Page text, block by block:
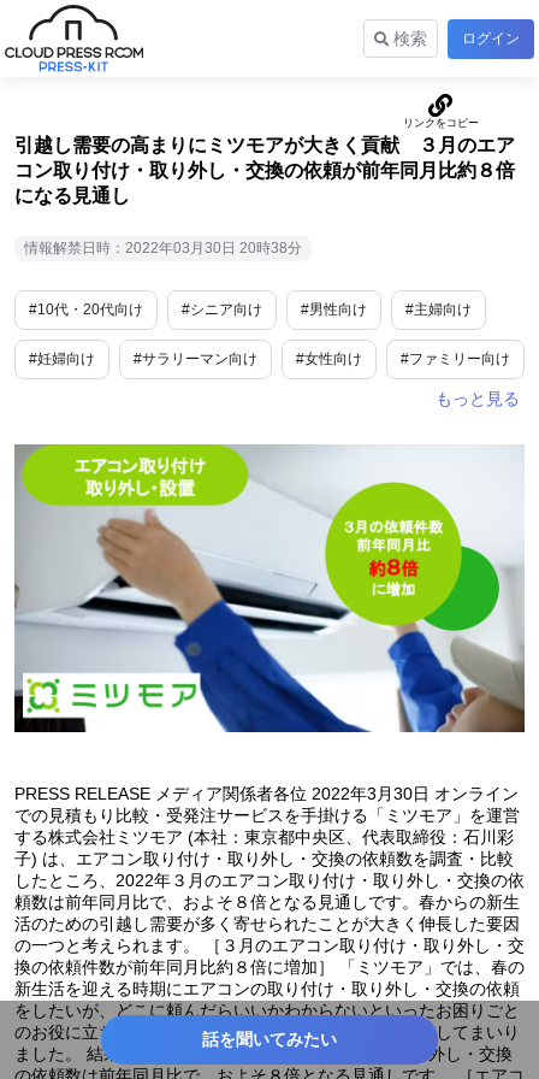
検索 ログイン
引越し需要の高まりにミツモアが大きく貢献 ３月のエア
コン取り付け・取り外し・交換の依頼が前年同月比約８倍
になる見通し
情報解禁日時：2022年03月30日 20時38分
#10代・20代向け #シニア向け #男性向け #主婦向け
#妊婦向け #サラリーマン向け #女性向け #ファミリー向け
#報道/ドキュメンタリー
#ライフスタイル #コンピューター・IT
#住宅・不動産 #業務効率化 #アプリ #DX
#テクノロジー #福祉・生活サポート
#ライフサポート #EC #WEBサービス
#バックオフィス支援 #マネー #toB
#toC #最大級 #ユニコーン #調査データ #業界で人気
#生活情報 #ニューノーマル #旬 #政治/経済
#働き方改革 #新生活 #春 #入社式 #受験・入試
#歓送迎会 #入学式 #卒業式 #北海道 #岩手
#宮城 #茨城 #東京 #静岡 #富山 #愛知
#和歌山 #京都 #岡山 #鳥取 #香川 #福岡
#鹿児島 #関東地方 #中国地方 #青森
PRESS RELEASE メディア関係者各位 2022年3月30日 オンライン
での見積もり比較・受発注サービスを手掛ける「ミツモア」を運営
する株式会社ミツモア (本社：東京都中央区、代表取締役：石川彩
子) は、エアコン取り付け・取り外し・交換の依頼数を調査・比較
したところ、2022年３月のエアコン取り付け・取り外し・交換の依
頼数は前年同月比で、およそ８倍となる見通しです。春からの新生
活のための引越し需要が多く寄せられたことが大きく伸長した要因
の一つと考えられます。 ［３月のエアコン取り付け・取り外し・交
換の依頼件数が前年同月比約８倍に増加］ 「ミツモア」では、春の
新生活を迎える時期にエアコンの取り付け・取り外し・交換の依頼
をしたいが、どこに頼んだらいいかわからないといったお困りごと
のお役に立ちたいと考え、マーケティングの強化を実施してまいり
ました。 結果、2022年３月のエアコン取り付け・取り外し・交換
話を聞いてみたい